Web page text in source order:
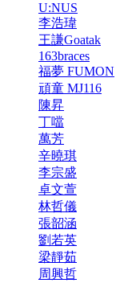
U:NUS
李浩瑋
王謙Goatak
163braces
福夢 FUMON
頑童 MJ116
陳昇
丁噹
萬芳
辛曉琪
李宗盛
卓文萱
林哲儀
張韶涵
劉若英
梁靜茹
周興哲